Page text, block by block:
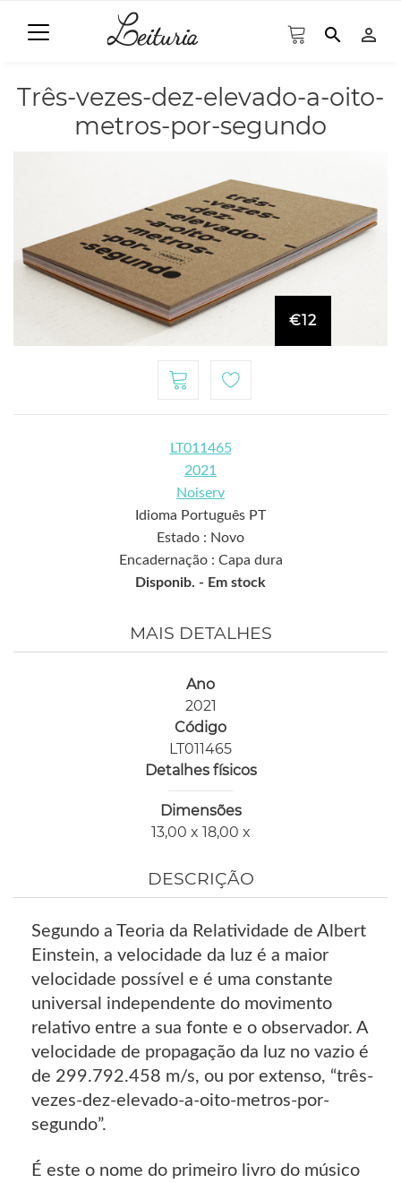
search person_outline
Três-vezes-dez-elevado-a-oito-
metros-por-segundo
€12
LT011465
2021
Noiserv
Idioma Português PT
Estado : Novo
Encadernação : Capa dura
Disponib. - Em stock
MAIS DETALHES
Ano
2021
Código
LT011465
Detalhes físicos
Dimensões
13,00 x 18,00 x
DESCRIÇÃO
Segundo a Teoria da Relatividade de Albert
Einstein, a velocidade da luz é a maior
velocidade possível e é uma constante
universal independente do movimento
relativo entre a sua fonte e o observador. A
velocidade de propagação da luz no vazio é
de 299.792.458 m/s, ou por extenso, “três-
vezes-dez-elevado-a-oito-metros-por-
segundo”.
É este o nome do primeiro livro do músico